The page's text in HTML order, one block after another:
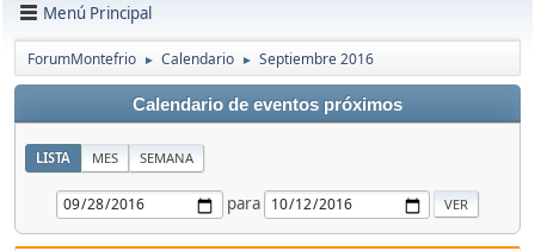
Menú Principal
ForumMontefrio ► Calendario ► Septiembre 2016
Calendario de eventos próximos
LISTA MES SEMANA
para